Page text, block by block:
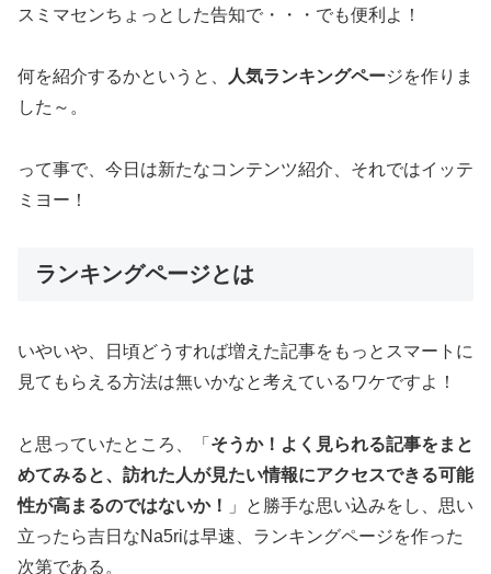
スミマセンちょっとした告知で・・・でも便利よ！
何を紹介するかというと、 人気ランキングページを作りま
した～。
って事で、今日は新たなコンテンツ紹介、それではイッテ
ミヨー！
ランキングページとは
いやいや、日頃どうすれば増えた記事をもっとスマートに
見てもらえる方法は無いかなと考えているワケですよ！
と思っていたところ、「 そうか！よく見られる記事をまと
めてみると、訪れた人が見たい情報にアクセスできる可能
性が高まるのではないか！
」と勝手な思い込みをし、思い
立ったら吉日なNa5riは早速、ランキングページを作った
次第である。